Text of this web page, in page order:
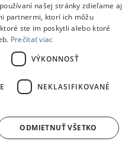
našej stránky zdieľame aj
partnermi, ktorí ich môžu
ste im poskytli alebo ktoré
Prečítať viac
VÝKONNOSŤ
NEKLASIFIKOVANÉ
ODMIETNUŤ VŠETKO